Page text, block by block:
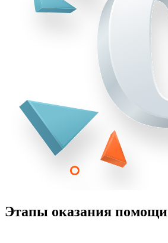
Этапы оказания помощи